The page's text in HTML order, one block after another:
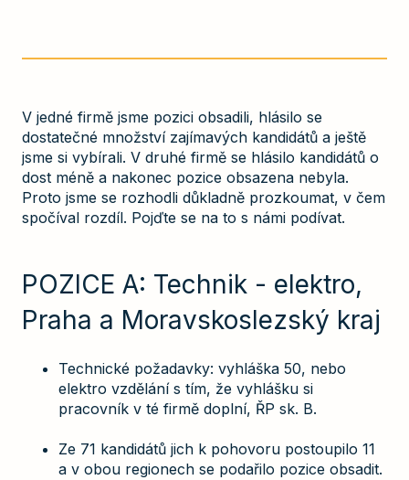
V jedné firmě jsme pozici obsadili, hlásilo se
dostatečné množství zajímavých kandidátů a ještě
jsme si vybírali. V druhé firmě se hlásilo kandidátů o
dost méně a nakonec pozice obsazena nebyla.
Proto jsme se rozhodli důkladně prozkoumat, v čem
spočíval rozdíl. Pojďte se na to s námi podívat.
POZICE A: Technik - elektro,
Praha a Moravskoslezský kraj
Technické požadavky: vyhláška 50, nebo
elektro vzdělání s tím, že vyhlášku si
pracovník v té firmě doplní, ŘP sk. B.
Ze 71 kandidátů jich k pohovoru postoupilo 11
a v obou regionech se podařilo pozice obsadit.